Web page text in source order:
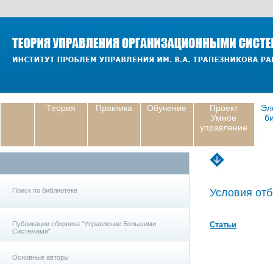
Теория Практика Обучение
Проект
Умное
управление
Поиск по библиотеке
Публикации сборника "Управление Большими
Системами"
Основные авторы
Условия
Статьи